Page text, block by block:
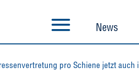
News
pro Schiene jetzt auch